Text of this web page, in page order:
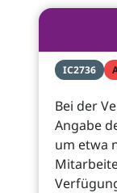
IC2736
Bei der
Angabe
um etwa